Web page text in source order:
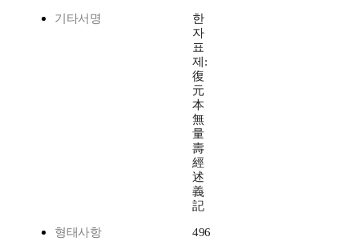
기타서명
한
자
표
제:
復
元
本
無
量
壽
經
述
義
記
형태사항
496